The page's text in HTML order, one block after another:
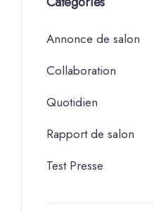
Annonce de salon
Collaboration
Quotidien
Rapport de salon
Test Presse